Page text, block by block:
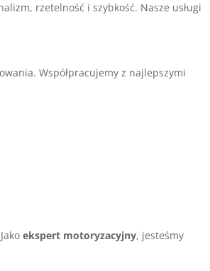
rzetelność i szybkość. Nasze usługi
Współpracujemy z najlepszymi
ekspert motoryzacyjny, jesteśmy